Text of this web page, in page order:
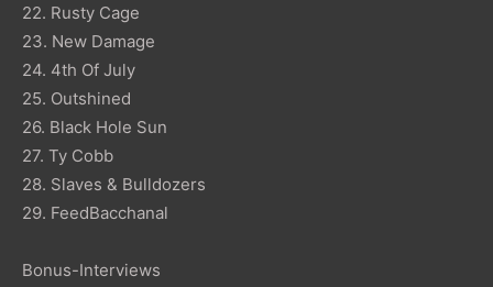
22. Rusty Cage
23. New Damage
24. 4th Of July
25. Outshined
26. Black Hole Sun
27. Ty Cobb
28. Slaves & Bulldozers
29. FeedBacchanal
Bonus-Interviews